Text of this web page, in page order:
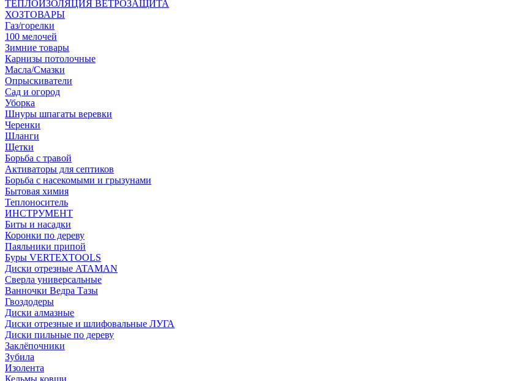
ТЕПЛОИЗОЛЯЦИЯ ВЕТРОЗАЩИТА
ХОЗТОВАРЫ
Газ/горелки
100 мелочей
Зимние товары
Карнизы потолочные
Масла/Смазки
Опрыскиватели
Сад и огород
Уборка
Шнуры шпагаты веревки
Черенки
Шланги
Щетки
Борьба с травой
Активаторы для септиков
Борьба с насекомыми и грызунами
Бытовая химия
Теплоноситель
ИНСТРУМЕНТ
Биты и насадки
Коронки по дереву
Паяльники припой
Буры VERTEXTOOLS
Диски отрезные ATAMAN
Сверла универсальные
Ванночки Ведра Тазы
Гвоздодеры
Диски алмазные
Диски отрезные и шлифовальные ЛУГА
Диски пильные по дереву
Заклёпочники
Зубила
Изолента
Кельмы ковши